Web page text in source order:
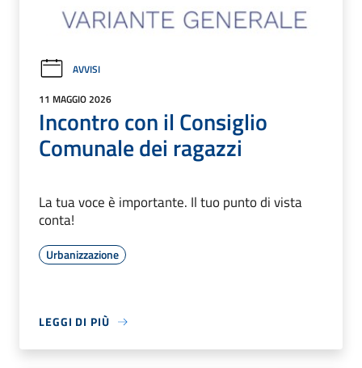
AVVISI
11 MAGGIO 2026
Incontro con il Consiglio
Comunale dei ragazzi
La tua voce è importante. Il tuo punto di vista
conta!
Urbanizzazione
LEGGI DI PIÙ